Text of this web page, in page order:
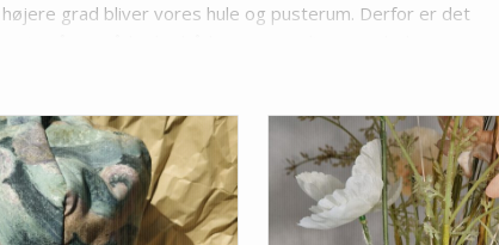
grad bliver vores hule og pusterum. Derfor er det
på en måde der både er personlig og underbygger en
både unikke og præget af personlighed. Det er produkter
farver og udtryk. Med håndlavede dekorationer til
ikke bare ligner alle andres.
skandinavisk design, minimalistisk indretning.